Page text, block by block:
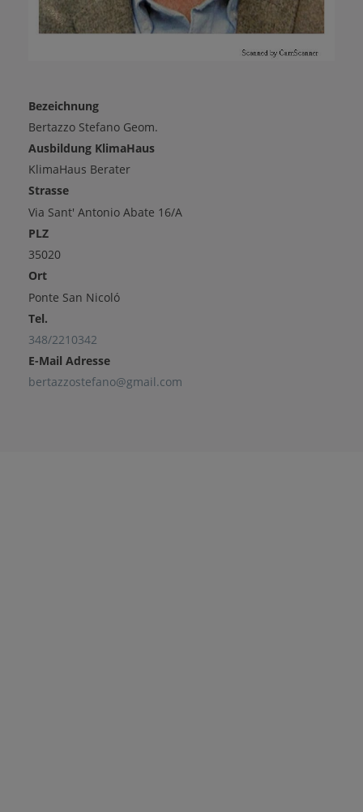
Bezeichnung
Bertazzo Stefano Geom.
Ausbildung KlimaHaus
KlimaHaus Berater
Strasse
Via Sant' Antonio Abate 16/A
PLZ
35020
Ort
Ponte San Nicoló
Tel.
348/2210342
E-Mail Adresse
bertazzostefano@gmail.com